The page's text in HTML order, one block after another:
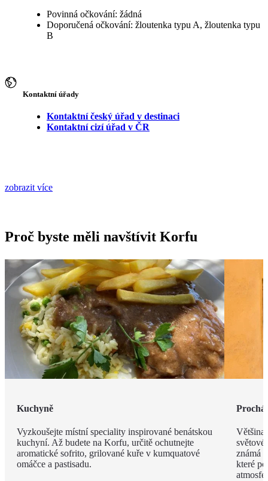
Povinná očkování: žádná
Doporučená očkování: žloutenka typu A, žloutenka typu
B
Kontaktní úřady
Kontaktní český úřad v destinaci
Kontaktní cizí úřad v ČR
zobrazit více
Proč byste měli navštívit Korfu
Kuchyně
Vyzkoušejte místní speciality inspirované benátskou
kuchyní. Až budete na Korfu, určitě ochutnejte
aromatické sofrito, grilované kuře v kumquatové
omáčce a pastisadu.
Většina
známá
které